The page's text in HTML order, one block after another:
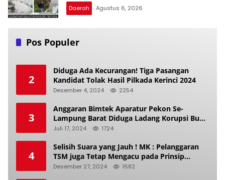
Daerah Agustus 6, 2026
Pos Populer
2
Diduga Ada Kecurangan! Tiga Pasangan
Kandidat Tolak Hasil Pilkada Kerinci 2024
Desember 4, 2024 2254
3
Anggaran Bimtek Aparatur Pekon Se-
Lampung Barat Diduga Ladang Korupsi Buat
Makan Anak Istri
Juli 17, 2024 1724
4
Selisih Suara yang Jauh ! MK : Pelanggaran
TSM juga Tetap Mengacu pada Prinsip
Keadilan Pemilu
Desember 27, 2024 1682